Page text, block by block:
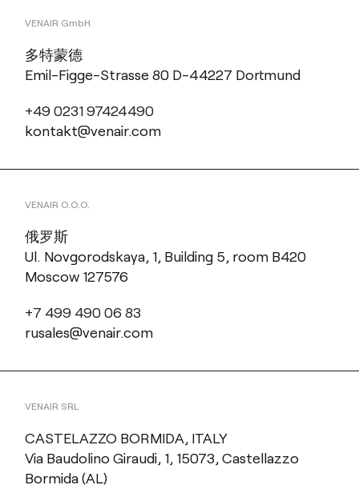
VENAIR GmbH
多特蒙德
Emil-Figge-Strasse 80 D-44227 Dortmund
+49 0231 97424490
kontakt@venair.com
VENAIR O.O.O.
俄罗斯
Ul. Novgorodskaya, 1, Building 5, room B420
Moscow 127576
+7 499 490 06 83
rusales@venair.com
VENAIR SRL
CASTELAZZO BORMIDA, ITALY
Via Baudolino Giraudi, 1, 15073, Castellazzo
Bormida (AL)